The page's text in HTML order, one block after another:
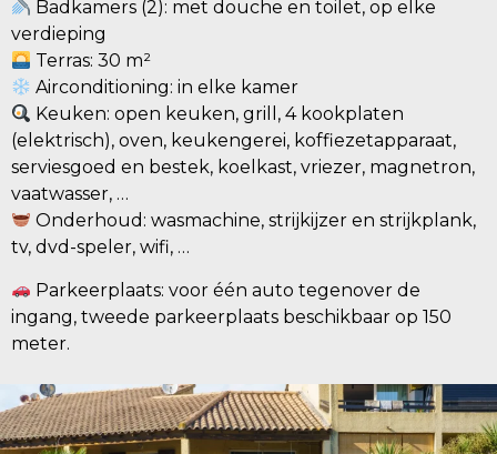
Badkamers (2): met douche en toilet, op elke
verdieping
Terras: 30 m²
Airconditioning: in elke kamer
Keuken: open keuken, grill, 4 kookplaten
(elektrisch), oven, keukengerei, koffiezetapparaat,
serviesgoed en bestek, koelkast, vriezer, magnetron,
vaatwasser, …
Onderhoud: wasmachine, strijkijzer en strijkplank,
tv, dvd-speler, wifi, …
Parkeerplaats: voor één auto tegenover de
ingang, tweede parkeerplaats beschikbaar op 150
meter.